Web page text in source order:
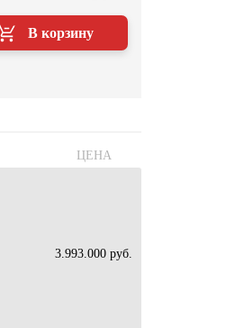
В корзину
ЦЕНА
3.993.000 руб.